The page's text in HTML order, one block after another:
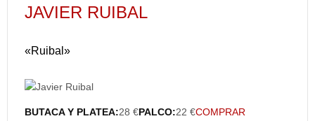
JAVIER RUIBAL
«Ruibal»
BUTACA Y PLATEA:28 €PALCO:22 €COMPRAR